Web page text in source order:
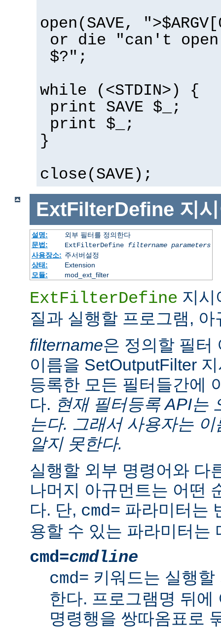
open(SAVE,
or die "can't open
$?";
while (<STDIN>) {
print SAVE $_;
print $_;
}
close(SAVE);
ExtFilterDefine 지
설명:
외부 필터를 정의한다
문법:
ExtFilterDefine filtername parameters
사용장소: 주서버설정
상태:
Extension
모듈:
mod_ext_filter
ExtFilterDefine 지시
질과 실행할 프로그램,
filtername은 정의할 필터
이름을 SetOutputFilter
등록한 모든 필터들간에
다. 현재 필터등록 API는
는다. 그래서 사용자는
알지 못한다.
실행할 외부 명령어와 다
나머지 아규먼트는 어떤
다. 단, cmd= 파라미터는
용할 수 있는 파라미터는
cmd=cmdline
cmd= 키워드는 실행
한다. 프로그램명 뒤에
명령행을 쌍따옴표로